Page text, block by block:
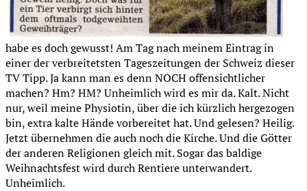
habe es doch gewusst! Am Tag nach meinem Eintrag in
einer der verbreitetsten Tageszeitungen der Schweiz dieser
TV Tipp. Ja kann man es denn NOCH offensichtlicher
machen? Hm? HM? Unheimlich wird es mir da. Kalt. Nicht
nur, weil meine Physiotin, über die ich kürzlich hergezogen
bin, extra kalte Hände vorbereitet hat. Und gelesen? Heilig.
Jetzt übernehmen die auch noch die Kirche. Und die Götter
der anderen Religionen gleich mit. Sogar das baldige
Weihnachtsfest wird durch Rentiere unterwandert.
Unheimlich.